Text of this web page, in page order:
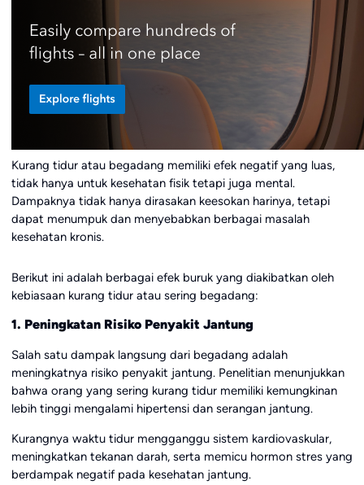
Kurang tidur atau begadang memiliki efek negatif yang luas,
tidak hanya untuk kesehatan fisik tetapi juga mental.
Dampaknya tidak hanya dirasakan keesokan harinya, tetapi
dapat menumpuk dan menyebabkan berbagai masalah
kesehatan kronis.
Berikut ini adalah berbagai efek buruk yang diakibatkan oleh
kebiasaan kurang tidur atau sering begadang:
1. Peningkatan Risiko Penyakit Jantung
Salah satu dampak langsung dari begadang adalah
meningkatnya risiko penyakit jantung. Penelitian menunjukkan
bahwa orang yang sering kurang tidur memiliki kemungkinan
lebih tinggi mengalami hipertensi dan serangan jantung.
Kurangnya waktu tidur mengganggu sistem kardiovaskular,
meningkatkan tekanan darah, serta memicu hormon stres yang
berdampak negatif pada kesehatan jantung.